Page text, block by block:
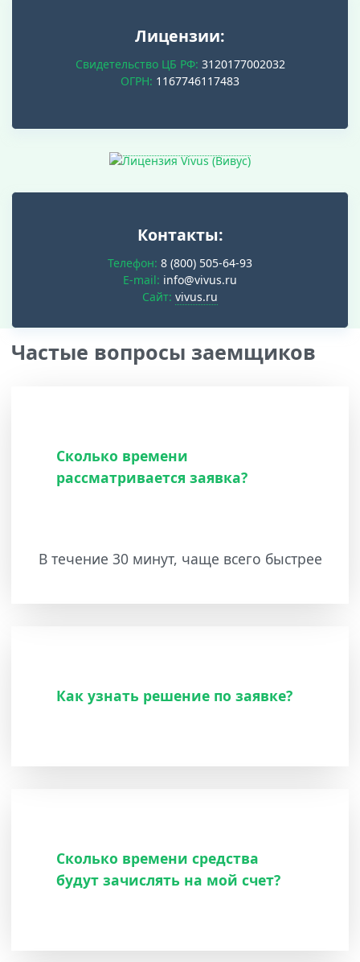
Лицензии:
Свидетельство ЦБ РФ: 3120177002032
ОГРН: 1167746117483
Контакты:
Телефон: 8 (800) 505-64-93
E-mail: info@vivus.ru
Cайт: vivus.ru
Частые вопросы заемщиков
Сколько времени
рассматривается заявка?
В течение 30 минут, чаще всего быстрее
Как узнать решение по заявке?
Сколько времени средства
будут зачислять на мой счет?